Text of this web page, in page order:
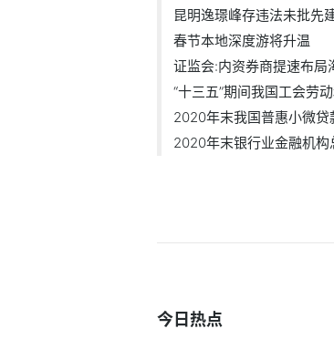
昆明逸璟峰存违法未批先
春节本地深度游将升温
证监会:内资券商提速布局
“十三五”期间我国工会劳
2020年末我国普惠小微
2020年末银行业金融机构
今日热点